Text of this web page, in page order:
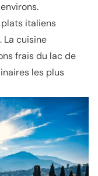
plats italiens
La cuisine
frais du lac de
les plus